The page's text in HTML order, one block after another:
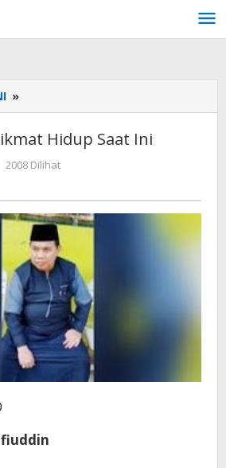
»
Nikmat
Saat
Ini
Hidup Saat Ini
2008 Dilihat